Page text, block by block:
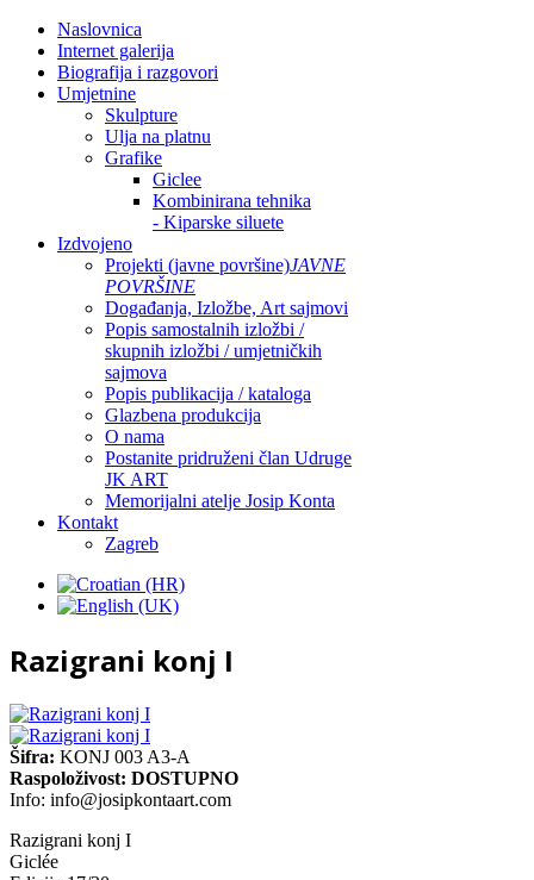
Naslovnica
Internet galerija
Biografija i razgovori
Umjetnine
Skulpture
Ulja na platnu
Grafike
Giclee
Kombinirana tehnika
- Kiparske siluete
Izdvojeno
Projekti (javne površine)JAVNE
POVRŠINE
Događanja, Izložbe, Art sajmovi
Popis samostalnih izložbi /
skupnih izložbi / umjetničkih
sajmova
Popis publikacija / kataloga
Glazbena produkcija
O nama
Postanite pridruženi član Udruge
JK ART
Memorijalni atelje Josip Konta
Kontakt
Zagreb
Razigrani konj I
Šifra: KONJ 003 A3-A
Raspoloživost: DOSTUPNO
Info: info@josipkontaart.com
Razigrani konj I
Giclée